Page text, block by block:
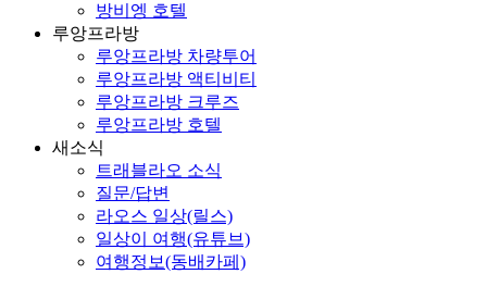
방비엥 호텔
루앙프라방
루앙프라방 차량투어
루앙프라방 액티비티
루앙프라방 크루즈
루앙프라방 호텔
새소식
트래블라오 소식
질문/답변
라오스 일상(릴스)
일상이 여행(유튜브)
여행정보(동배카페)